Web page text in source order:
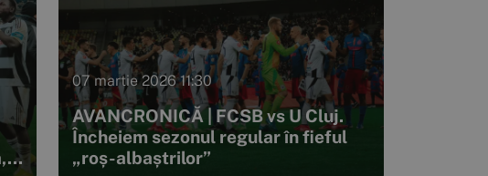
07 martie 2026 11:30
AVANCRONICĂ | FCSB vs U Cluj.
Încheiem sezonul regular în fieful
„roș-albaștrilor”